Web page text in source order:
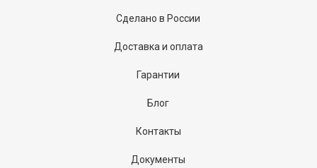
Сделано в России
Доставка и оплата
Гарантии
Блог
Контакты
Документы